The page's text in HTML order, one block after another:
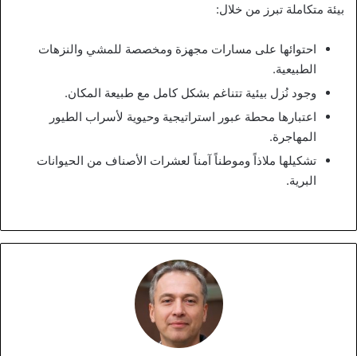
بيئة متكاملة تبرز من خلال:
احتوائها على مسارات مجهزة ومخصصة للمشي والنزهات
الطبيعية.
وجود نُزل بيئية تتناغم بشكل كامل مع طبيعة المكان.
اعتبارها محطة عبور استراتيجية وحيوية لأسراب الطيور
المهاجرة.
تشكيلها ملاذاً وموطناً آمناً لعشرات الأصناف من الحيوانات
البرية.